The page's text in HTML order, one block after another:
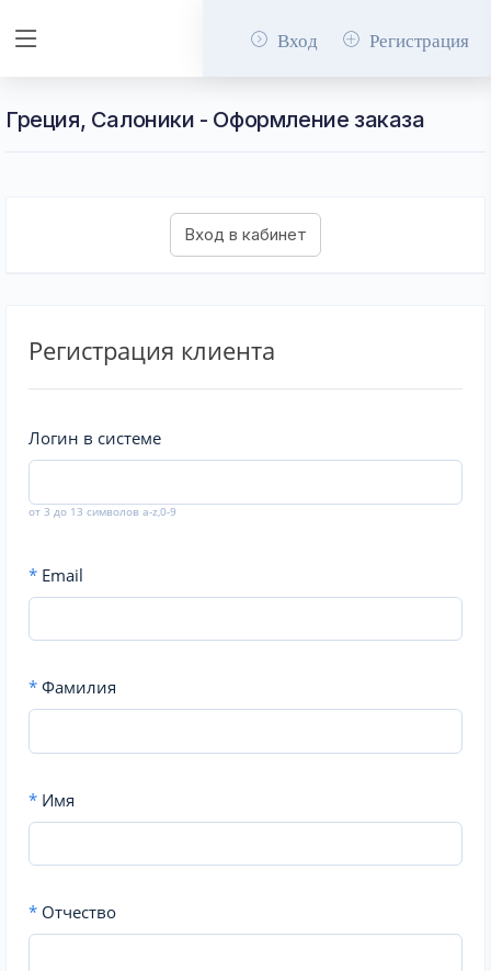
Вход Регистрация
Греция, Салоники - Оформление заказа
Регистрация клиента
Логин в системе
от 3 до 13 символов a-z,0-9
* Email
* Фамилия
* Имя
* Отчество